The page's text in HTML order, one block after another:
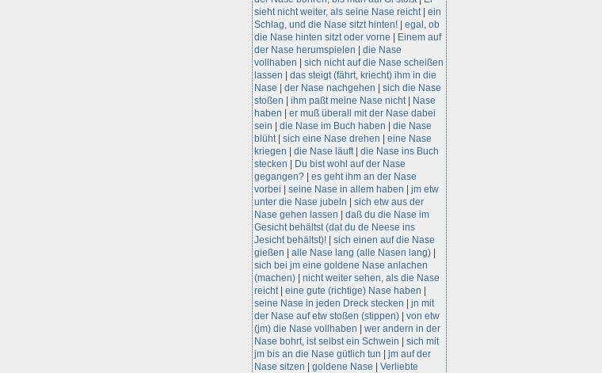
sieht nicht weiter, als seine Nase reicht| ein
Schlag, und die Nase sitzt hinten!
egal, ob
die Nase hinten sitzt oder vorne
Einem auf
der Nase herumspielen
die Nase
vollhaben
sich nicht auf die Nase scheißen
lassen
das steigt (fährt, kriecht) ihm in die
Nase
der Nase nachgehen
sich die Nase
stoßen
ihm paßt meine Nase nicht|
Nase
haben
er muß überall mit der Nase dabei
sein
die Nase im Buch haben
die Nase
blüht| sich eine Nase drehen
eine Nase
kriegen
die Nase läuft| die Nase ins Buch
stecken
Du bist wohl auf der Nase
gegangen?
es geht ihm an der Nase
vorbei
seine Nase in allem haben
jm etw
unter die Nase jubeln
sich etw aus der
Nase gehen lassen
daß du die Nase im
Gesicht behältst (dat du de Neese ins
Jesicht behältst)!
sich einen auf die Nase
gießen
alle Nase lang (alle Nasen lang)
sich bei jm eine goldene Nase anlachen
(machen)
nicht weiter sehen, als die Nase
reicht| eine gute (richtige) Nase haben
seine Nase in jeden Dreck stecken
jn mit
der Nase auf etw stoßen (stippen)
von etw
(jm) die Nase vollhaben
wer andern in der
Nase bohrt, ist selbst ein Schwein
sich mit
jm bis an die Nase gütlich tun
jm auf der
Nase sitzen
goldene Nase Verliebte